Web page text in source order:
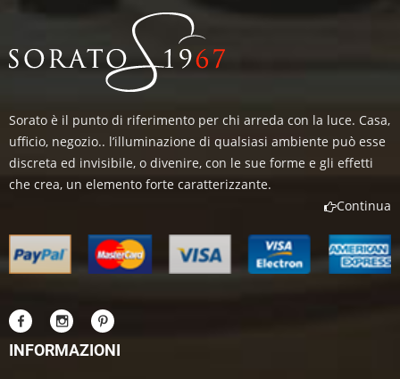
Sorato è il punto di riferimento per chi arreda con la luce. Casa,
ufficio, negozio.. l’illuminazione di qualsiasi ambiente può esse
discreta ed invisibile, o divenire, con le sue forme e gli effetti
che crea, un elemento forte caratterizzante.
Continua
INFORMAZIONI